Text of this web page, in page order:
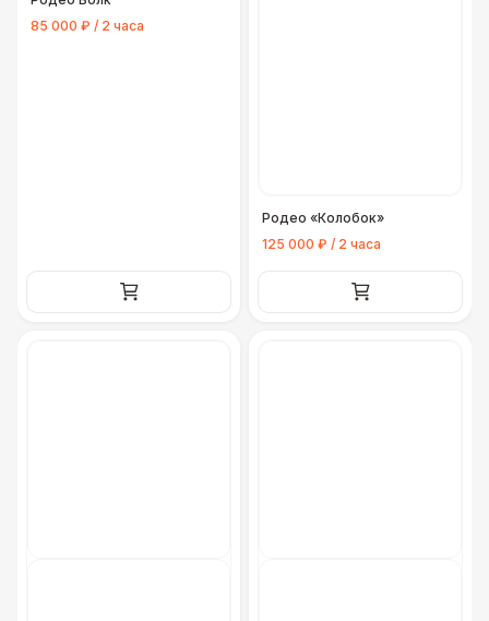
85 000 ₽ / 2 часа
Родео «Колобок»
125 000 ₽ / 2 часа